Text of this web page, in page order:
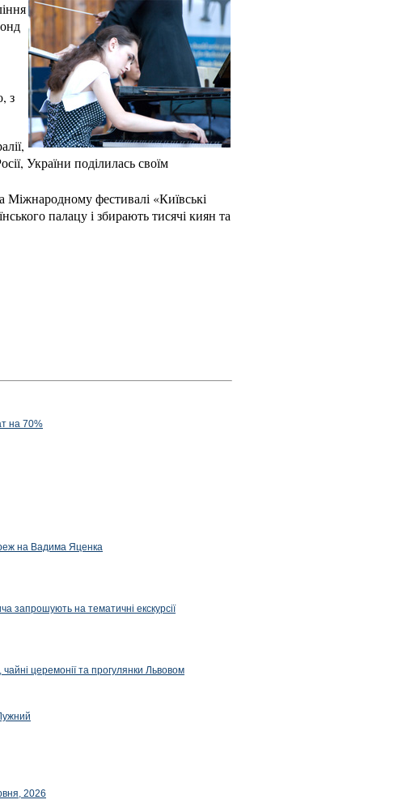
з
України поділилась своїм
Міжнародному фестивалі «Київські
палацу і збирають тисячі киян та
на 70%
на Вадима Яценка
запрошують на тематичні екскурсії
церемонії та прогулянки Львовом
2026